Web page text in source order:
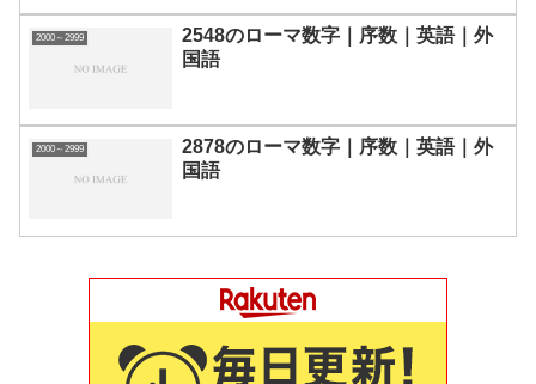
2000～2999
2548のローマ数字｜序数｜英語｜外
国語
2000～2999
2878のローマ数字｜序数｜英語｜外
国語